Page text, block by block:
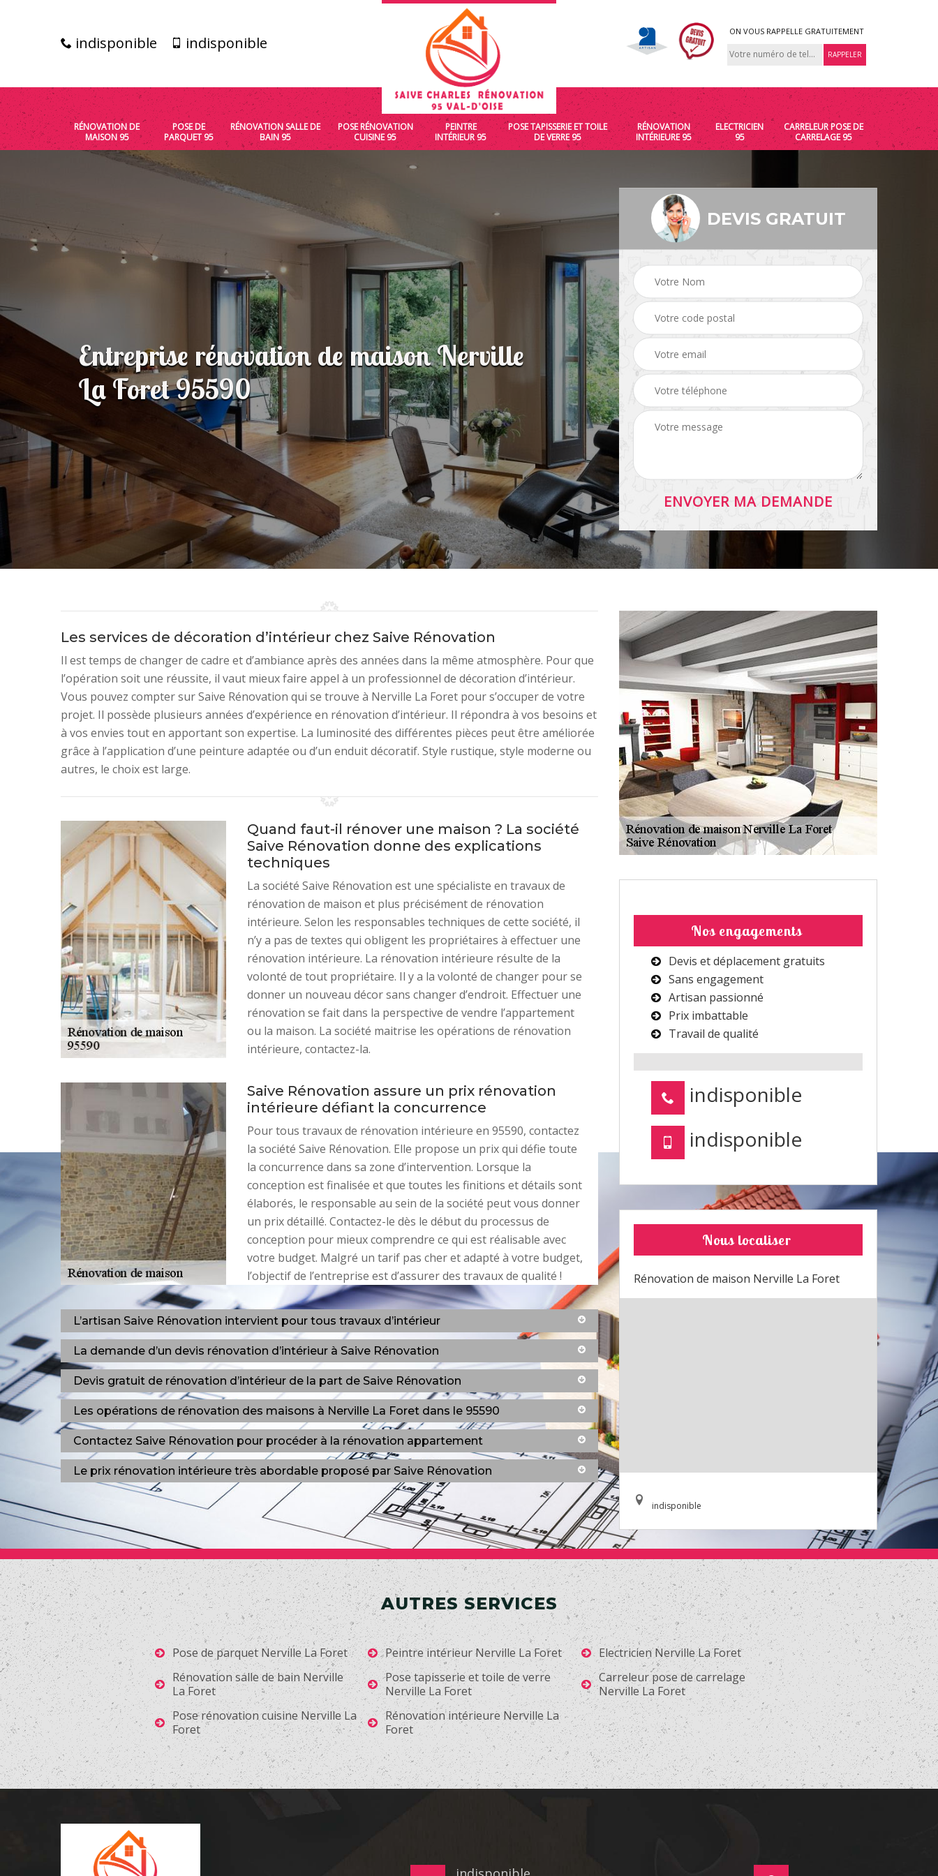
indisponible indisponible
ON VOUS RAPPELLE GRATUITEMENT
RÉNOVATION DE
MAISON 95
POSE DE
PARQUET 95
RÉNOVATION SALLE DE
BAIN 95
POSE RÉNOVATION
CUISINE 95
PEINTRE
INTÉRIEUR 95
POSE TAPISSERIE ET TOILE
DE VERRE 95
RÉNOVATION
INTÉRIEURE 95
ELECTRICIEN
95
CARRELEUR POSE DE
CARRELAGE 95
Entreprise rénovation de maison Nerville
La Foret 95590
DEVIS GRATUIT
Les services de décoration d’intérieur chez Saive Rénovation
Il est temps de changer de cadre et d’ambiance après des années dans la même atmosphère. Pour que
l’opération soit une réussite, il vaut mieux faire appel à un professionnel de décoration d’intérieur.
Vous pouvez compter sur Saive Rénovation qui se trouve à Nerville La Foret pour s’occuper de votre
projet. Il possède plusieurs années d’expérience en rénovation d’intérieur. Il répondra à vos besoins et
à vos envies tout en apportant son expertise. La luminosité des différentes pièces peut être améliorée
grâce à l’application d’une peinture adaptée ou d’un enduit décoratif. Style rustique, style moderne ou
autres, le choix est large.
Quand faut-il rénover une maison ? La société
Saive Rénovation donne des explications
techniques
La société Saive Rénovation est une spécialiste en travaux de
rénovation de maison et plus précisément de rénovation
intérieure. Selon les responsables techniques de cette société, il
n’y a pas de textes qui obligent les propriétaires à effectuer une
rénovation intérieure. La rénovation intérieure résulte de la
volonté de tout propriétaire. Il y a la volonté de changer pour se
donner un nouveau décor sans changer d’endroit. Effectuer une
rénovation se fait dans la perspective de vendre l’appartement
ou la maison. La société maitrise les opérations de rénovation
intérieure, contactez-la.
Saive Rénovation assure un prix rénovation
intérieure défiant la concurrence
Pour tous travaux de rénovation intérieure en 95590, contactez
la société Saive Rénovation. Elle propose un prix qui défie toute
la concurrence dans sa zone d’intervention. Lorsque la
conception est finalisée et que toutes les finitions et détails sont
élaborés, le responsable au sein de la société peut vous donner
un prix détaillé. Contactez-le dès le début du processus de
conception pour mieux comprendre ce qui est réalisable avec
votre budget. Malgré un tarif pas cher et adapté à votre budget,
l’objectif de l’entreprise est d’assurer des travaux de qualité !
L’artisan Saive Rénovation intervient pour tous travaux d’intérieur
La demande d’un devis rénovation d’intérieur à Saive Rénovation
Devis gratuit de rénovation d’intérieur de la part de Saive Rénovation
Les opérations de rénovation des maisons à Nerville La Foret dans le 95590
Contactez Saive Rénovation pour procéder à la rénovation appartement
Le prix rénovation intérieure très abordable proposé par Saive Rénovation
Nos engagements
Devis et déplacement gratuits
Sans engagement
Artisan passionné
Prix imbattable
Travail de qualité
indisponible
indisponible
Nous localiser
Rénovation de maison Nerville La Foret
indisponible
AUTRES SERVICES
Pose de parquet Nerville La Foret
Rénovation salle de bain Nerville
La Foret
Pose rénovation cuisine Nerville La
Foret
Peintre intérieur Nerville La Foret
Pose tapisserie et toile de verre
Nerville La Foret
Rénovation intérieure Nerville La
Foret
Electricien Nerville La Foret
Carreleur pose de carrelage
Nerville La Foret